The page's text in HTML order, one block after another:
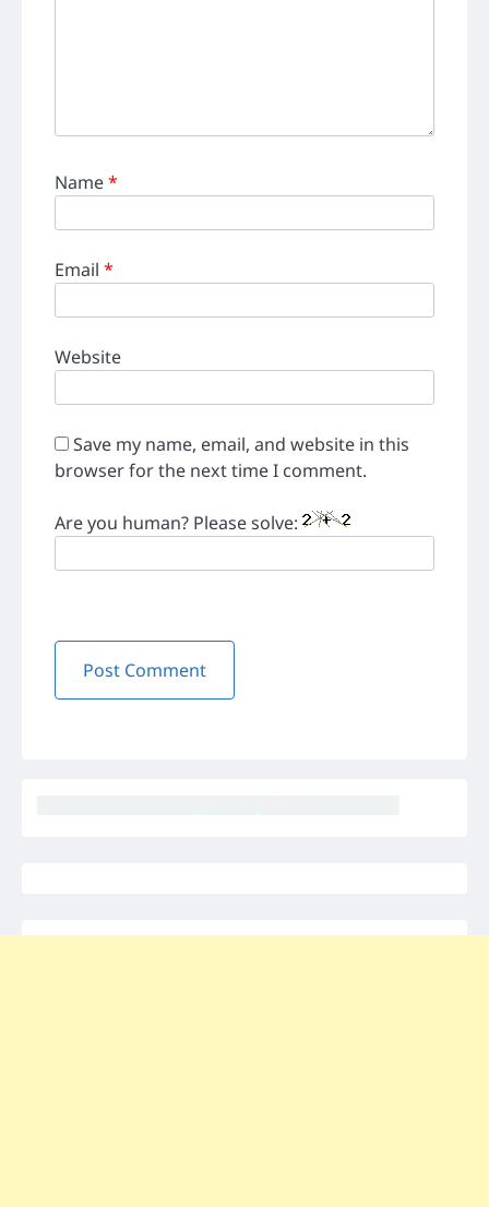
Name*
Email *
Website
Save my name, email, and website in this
browser for the next time I comment.
Are you human? Please solve: